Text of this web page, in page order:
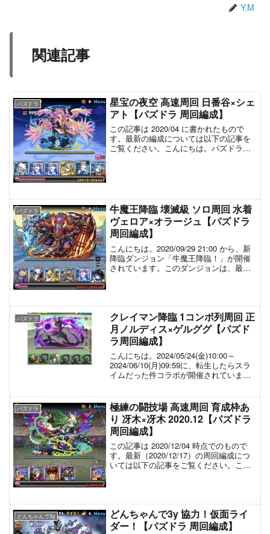
Y.M
関連記事
パズドラ
星宝の夜空 高速周回 日番谷×シェ
アト【パズドラ 周回編成】
この記事は 2020/04 に書かれたもので
す。最新の編成については以下の記事を
ご覧ください。こんにちは。パズドラ
パズドラ
牛魔王降臨 壊滅級 ソロ周回 水着
ヴェロア×オラージュ【パズドラ
周回編成】
こんにちは。2020/09/29 21:00 から、新
降臨ダンジョン「牛魔王降臨！」が開催
されています。このダンジョンは、最近
パズドラ
クレイマン降臨 1コンボ列周回 正
月ノルディス×ゲルググ【パズド
ラ周回編成】
こんにちは。2024/05/24(金)10:00～
2024/06/10(月)09:59に、転生したらスラ
イムだった件コラボが開催されていま
す。今回は、正月ノルディス×ゲルグ...
パズドラ
極練の闘技場 高速周回 育成枠あ
り 冴木×冴木 2020.12【パズドラ
周回編成】
この記事は 2020/12/04 時点でのもので
す。最新（2020/12/17）の周回編成につ
いては以下の記事をご覧ください。こん
どんちゃんで3y
どんちゃんで3y 協力！仮面ライ
ダー！【パズドラ 周回編成】